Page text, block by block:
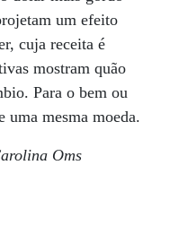
um efeito
cuja receita é
mostram quão
Para o bem ou
uma mesma moeda.
Oms